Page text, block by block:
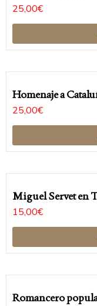
25,00€
Homenaje a
25,00€
Miguel Servet en
15,00€
Romancero